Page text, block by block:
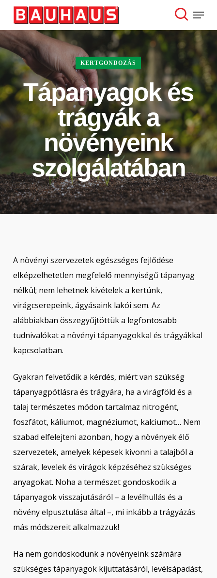
Skip
main
content
search
Menu
KERTGONDOZÁS
Tápanyagok és
trágyák a
növényeink
szolgálatában
A növényi szervezetek egészséges fejlődése
elképzelhetetlen megfelelő mennyiségű tápanyag
nélkül; nem lehetnek kivételek a kertünk,
virágcserepeink, ágyásaink lakói sem. Az
alábbiakban összegyűjtöttük a legfontosabb
tudnivalókat a növényi tápanyagokkal és trágyákkal
kapcsolatban.
Gyakran felvetődik a kérdés, miért van szükség
tápanyagpótlásra és trágyára, ha a virágföld és a
talaj természetes módon tartalmaz nitrogént,
foszfátot, káliumot, magnéziumot, kalciumot… Nem
szabad elfelejteni azonban, hogy a növények élő
szervezetek, amelyek képesek kivonni a talajból a
szárak, levelek és virágok képzéséhez szükséges
anyagokat. Noha a természet gondoskodik a
tápanyagok visszajutásáról – a levélhullás és a
növény elpusztulása által –, mi inkább a trágyázás
más módszereit alkalmazzuk!
Ha nem gondoskodunk a növényeink számára
szükséges tápanyagok kijuttatásáról, levélsápadást,
Close